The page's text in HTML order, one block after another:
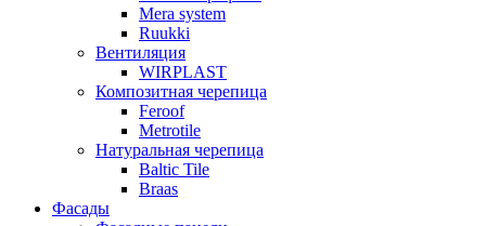
Mera system
Ruukki
Вентиляция
WIRPLAST
Композитная черепица
Feroof
Metrotile
Натуральная черепица
Baltic Tile
Braas
Фасады